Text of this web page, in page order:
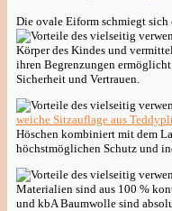
Die ovale Eiform schmiegt sich
Körper des Kindes und
ihren Begrenzungen
Sicherheit und Vertrauen.
weiche Sitzauflage aus
Höschen kombiniert mit dem
höchstmöglichen Schutz und
Materialien sind aus 100 %
und kbA Baumwolle sind